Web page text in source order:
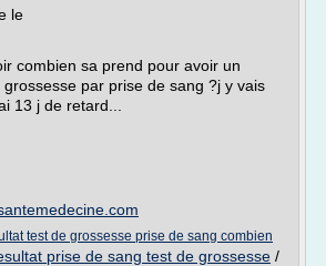
le
combien sa prend pour avoir un
par prise de sang ?j y vais
13 j de retard...
test de grossesse prise de sang combien
prise de sang test de grossesse /